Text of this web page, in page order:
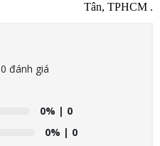
Tân, TPHCM .
0 đánh giá
0% | 0
0% | 0